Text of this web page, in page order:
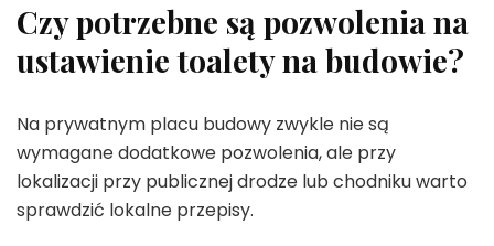
Czy potrzebne są pozwolenia na
ustawienie toalety na budowie?
Na prywatnym placu budowy zwykle nie są
wymagane dodatkowe pozwolenia, ale przy
lokalizacji przy publicznej drodze lub chodniku warto
sprawdzić lokalne przepisy.